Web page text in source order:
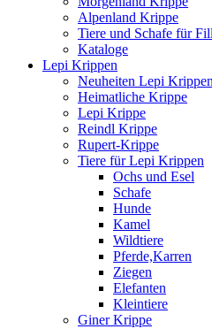
Alpenland Krippe
Tiere und Schafe für
Kataloge
Lepi Krippen
Neuheiten Lepi Krippen
Heimatliche Krippe
Lepi Krippe
Reindl Krippe
Rupert-Krippe
Tiere für Lepi Krippen
Ochs und Esel
Schafe
Hunde
Kamel
Wildtiere
Pferde,Karren
Ziegen
Elefanten
Kleintiere
Giner Krippe